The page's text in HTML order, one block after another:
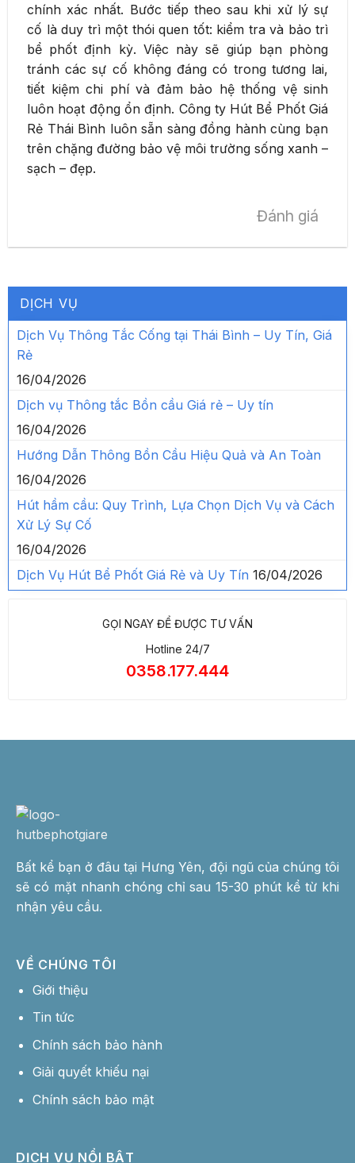
chính xác nhất. Bước tiếp theo sau khi xử lý sự
cố là duy trì một thói quen tốt: kiểm tra và bảo trì
bể phốt định kỳ. Việc này sẽ giúp bạn phòng
tránh các sự cố không đáng có trong tương lai,
tiết kiệm chi phí và đảm bảo hệ thống vệ sinh
luôn hoạt động ổn định. Công ty Hút Bể Phốt Giá
Rẻ Thái Bình luôn sẵn sàng đồng hành cùng bạn
trên chặng đường bảo vệ môi trường sống xanh –
sạch – đẹp.
Đánh giá
DỊCH VỤ
Dịch Vụ Thông Tắc Cống tại Thái Bình – Uy Tín, Giá
Rẻ
16/04/2026
Dịch vụ Thông tắc Bồn cầu Giá rẻ – Uy tín
16/04/2026
Hướng Dẫn Thông Bồn Cầu Hiệu Quả và An Toàn
16/04/2026
Hút hầm cầu: Quy Trình, Lựa Chọn Dịch Vụ và Cách
Xử Lý Sự Cố
16/04/2026
Dịch Vụ Hút Bể Phốt Giá Rẻ và Uy Tín 16/04/2026
GỌI NGAY ĐỂ ĐƯỢC TƯ VẤN
Hotline 24/7
0358.177.444
Bất kể bạn ở đâu tại Hưng Yên, đội ngũ của chúng tôi
sẽ có mặt nhanh chóng chỉ sau 15-30 phút kể từ khi
nhận yêu cầu.
VỀ CHÚNG TÔI
Giới thiệu
Tin tức
Chính sách bảo hành
Giải quyết khiếu nại
Chính sách bảo mật
DỊCH VỤ NỔI BẬT